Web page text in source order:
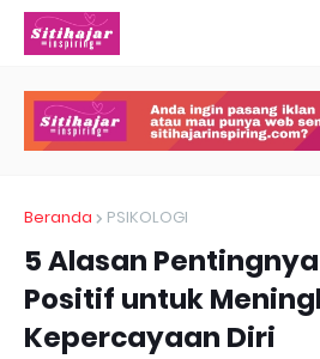
Beranda PSIKOLOGI
5 Alasan
Positif untuk
Kepercayaan Diri